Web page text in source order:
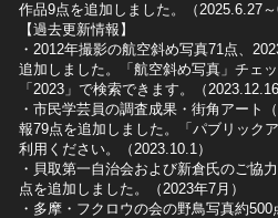
作品9点を追加しました。（2025.6.27～
【過去更新情報】
・2012年撮影の航空斜め写真71点、
追加しました。「航空斜め写真」チェ
「2023」で検索できます。（2023.12.16
・市民学芸員の調査成果・街角アート
報79点を追加しました。「パブリック
利用ください。（2023.10.1）
・貝取第一自治会および新倉氏のご協
点を追加しました。（2023年7月）
・多摩・フクロウの会の野鳥写真約